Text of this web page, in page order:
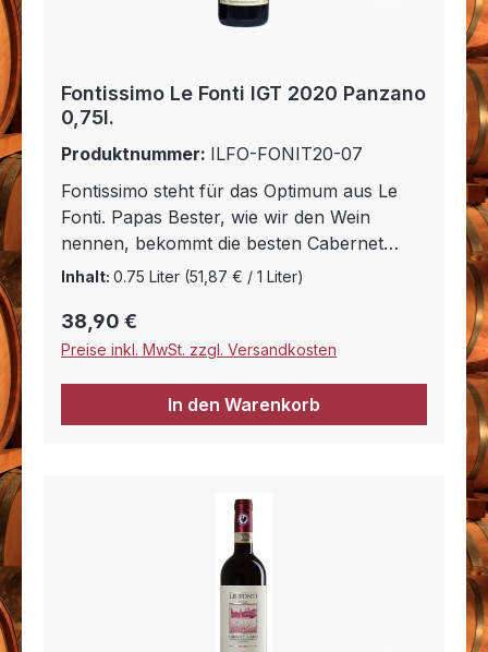
Fontissimo Le Fonti IGT 2020 Panzano
0,75l.
Produktnummer: ILFO-FONIT20-07
Fontissimo steht für das Optimum aus Le
Fonti. Papas Bester, wie wir den Wein
nennen, bekommt die besten Cabernet
Sauvignon und Merlot Trauben, die wir auf
Fassalterung besticht der Wein durch seine
sehr reife dunkle Frucht mit Vanillearomen
der auch höchsten Ansprüchen genügt und
zum Geniessen einlädt. Ideal mit Braten,
Inhalt: 0.75 Liter (51,87 € / 1 Liter)
Regulärer Preis:
38,90 €
Preise inkl. MwSt. zzgl. Versandkosten
In den Warenkorb